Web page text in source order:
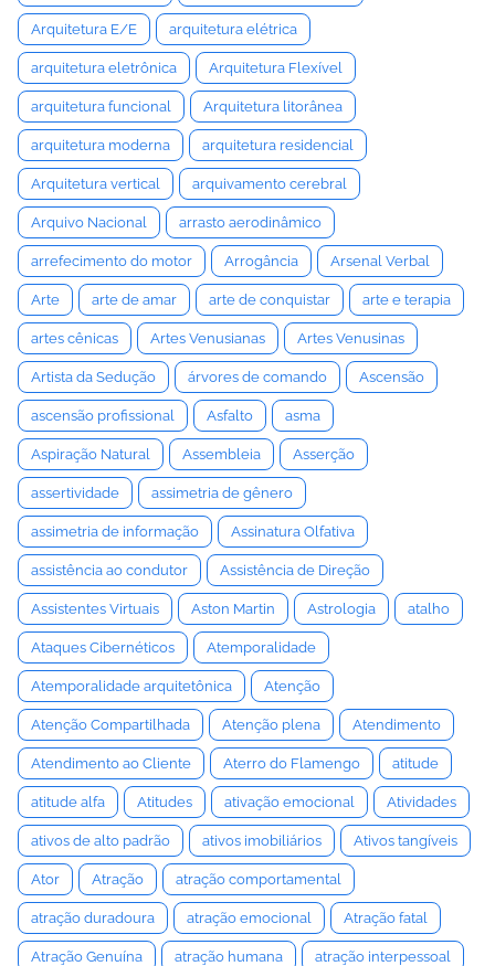
Arquitetura E/E arquitetura elétrica
arquitetura eletrônica Arquitetura Flexível
arquitetura funcional Arquitetura litorânea
arquitetura moderna arquitetura residencial
Arquitetura vertical arquivamento cerebral
Arquivo Nacional arrasto aerodinâmico
arrefecimento do motor Arrogância Arsenal Verbal
Arte arte de amar arte de conquistar arte e terapia
artes cênicas Artes Venusianas Artes Venusinas
Artista da Sedução árvores de comando Ascensão
ascensão profissional Asfalto asma
Aspiração Natural Assembleia Asserção
assertividade assimetria de gênero
assimetria de informação Assinatura Olfativa
assistência ao condutor Assistência de Direção
Assistentes Virtuais Aston Martin Astrologia atalho
Ataques Cibernéticos Atemporalidade
Atemporalidade arquitetônica Atenção
Atenção Compartilhada Atenção plena Atendimento
Atendimento ao Cliente Aterro do Flamengo atitude
atitude alfa Atitudes ativação emocional Atividades
ativos de alto padrão ativos imobiliários Ativos tangíveis
Ator Atração atração comportamental
atração duradoura atração emocional Atração fatal
Atração Genuína atração humana atração interpessoal